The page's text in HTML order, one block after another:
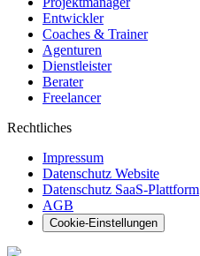
Entwickler
Coaches & Trainer
Agenturen
Dienstleister
Berater
Freelancer
Rechtliches
Impressum
Datenschutz Website
Datenschutz SaaS-Plattform
AGB
Cookie-Einstellungen